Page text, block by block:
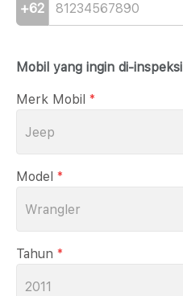
+62
Mobil yang ingin di-inspeksi
Merk Mobil *
Jeep
Model *
Wrangler
Tahun *
2011